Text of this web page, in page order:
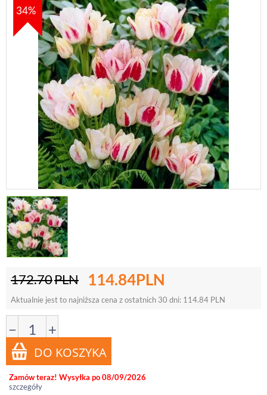
34%
172.70PLN 114.84PLN
Aktualnie jest to najniższa cena z ostatnich 30 dni: 114.84 PLN
− +
Zamów teraz! Wysyłka po 08/09/2026
szczegóły